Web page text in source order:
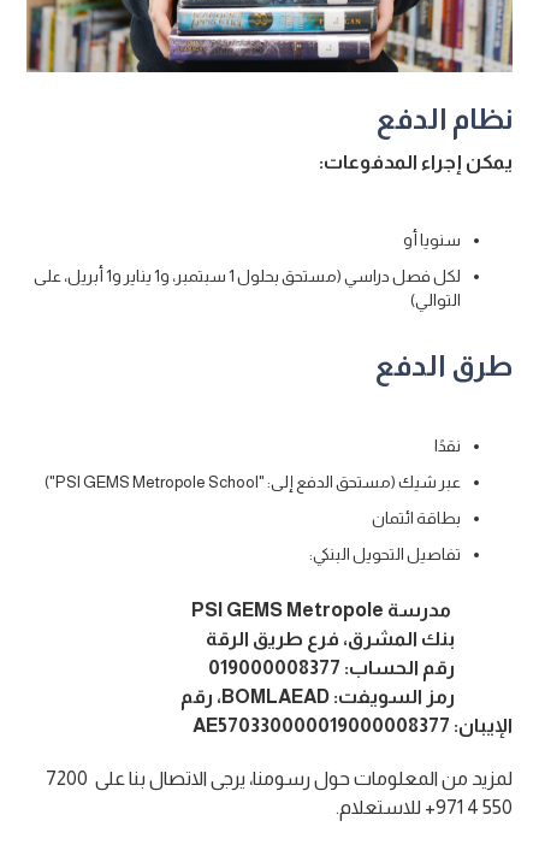
نظام الدفع
يمكن إجراء المدفوعات:
سنويا أو
لكل فصل دراسي (مستحق بحلول 1 سبتمبر، و1 يناير و1 أبريل، على
التوالي)
طرق الدفع
نقدًا
عبر شيك (مستحق الدفع إلى: "PSI GEMS Metropole School")
بطاقة ائتمان
تفاصيل التحويل البنكي:
مدرسة PSI GEMS Metropole
بنك المشرق، فرع طريق الرقة
رقم الحساب: 019000008377
رمز السويفت: BOMLAEAD، رقم
الإيبان: AE570330000019000008377
لمزيد من المعلومات حول رسومنا، يرجى الاتصال بنا على 7200
550 4 971+ للاستعلام.